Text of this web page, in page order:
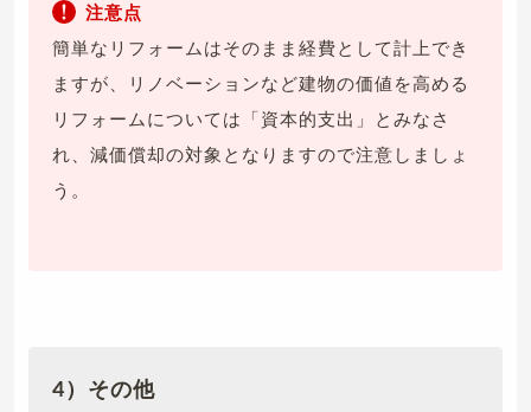
注意点
簡単なリフォームはそのまま経費として計上でき
ますが、リノベーションなど建物の価値を高める
リフォームについては「資本的支出」とみなさ
れ、減価償却の対象となりますので注意しましょ
う。
4）その他